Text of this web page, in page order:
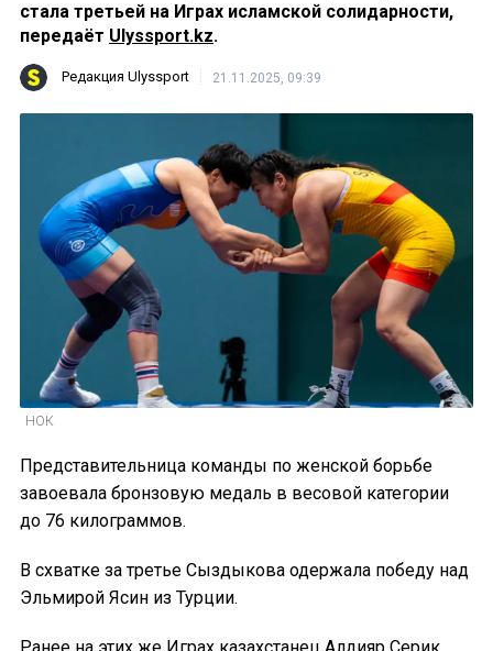
стала третьей на Играх исламской солидарности,
передаёт Ulyssport.kz.
Редакция Ulyssport 21.11.2025, 09:39
НОК
Представительница команды по женской борьбе
завоевала бронзовую медаль в весовой категории
до 76 килограммов.
В схватке за третье Сыздыкова одержала победу над
Эльмирой Ясин из Турции.